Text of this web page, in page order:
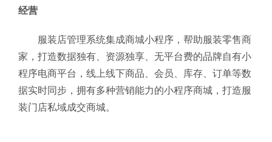
经营
服装店管理系统集成商城小程序，帮助服装零售商
家，打造数据独有、资源独享、无平台费的品牌自有小
程序电商平台，线上线下商品、会员、库存、订单等数
据实时同步，拥有多种营销能力的小程序商城，打造服
装门店私域成交商城。